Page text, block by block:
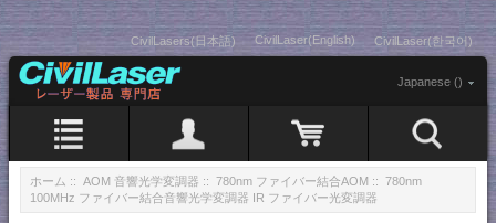
CivilLasers(日本語) CivilLaser(English) CivilLaser(한국어)
Japanese ()
ホーム :: AOM 音響光学変調器 :: 780nm ファイバー結合AOM :: 780nm
100MHz ファイバー結合音響光学変調器 IR ファイバー光変調器